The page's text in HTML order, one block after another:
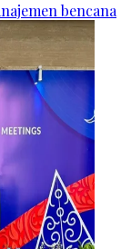
bencana